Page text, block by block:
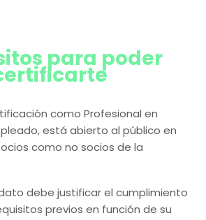
para poder
como Profesional en
está abierto al público en
como no socios de la
debe justificar el cumplimiento
previos en función de su